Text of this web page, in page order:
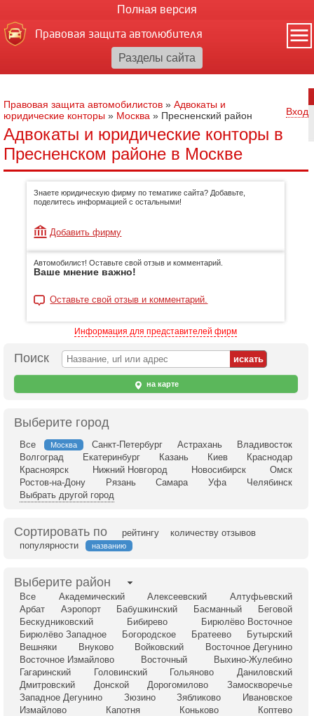
Полная версия
Правовая защита автолюбителя
Правовая защита автомобилистов » Адвокаты и
юридические конторы » Москва » Пресненский район Вход
Адвокаты и юридические конторы в
Пресненском районе в Москве
Знаете юридическую фирму по тематике сайта? Добавьте,
поделитесь информацией с остальными!
Добавить фирму
Автомобилист! Оставьте свой отзыв и комментарий.
Ваше мнение важно!
Оставьте свой отзыв и комментарий.
Информация для представителей фирм
Поиск
на карте
Выберите город
Все Москва Санкт-Петербург Астрахань
Владивосток
Волгоград
Екатеринбург Казань Киев
Краснодар
Красноярск
Нижний Новгород Новосибирск
Омск
Ростов-на-Дону
Рязань Самара Уфа
Челябинск
Выбрать другой город
Сортировать по рейтингу
количеству отзывов
популярности
названию
Выберите район
Все Академический Алексеевский
Алтуфьевский
Арбат
Аэропорт Бабушкинский Басманный
Беговой
Бескудниковский
Бибирево
Бирюлёво Восточное
Бирюлёво Западное
Богородское Братеево
Бутырский
Вешняки
Внуково Войковский
Восточное Дегунино
Восточное Измайлово
Восточный
Выхино-Жулебино
Гагаринский
Головинский Гольяново
Даниловский
Дмитровский
Донской Дорогомилово
Замоскворечье
Западное Дегунино
Зюзино Зябликово
Ивановское
Измайлово
Капотня Коньково
Коптево